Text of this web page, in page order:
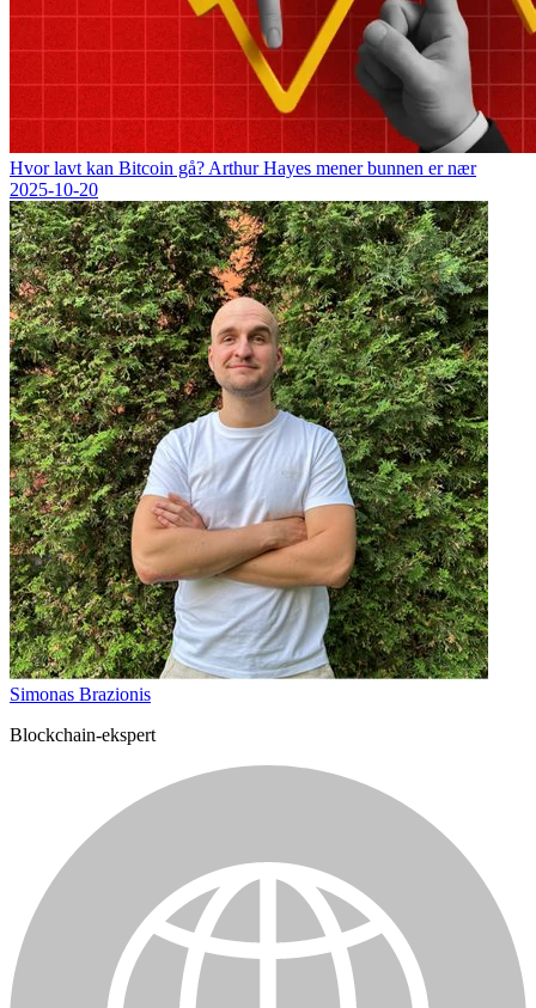
Hvor lavt kan Bitcoin gå? Arthur Hayes mener bunnen er nær
2025-10-20
Simonas Brazionis
Blockchain-ekspert